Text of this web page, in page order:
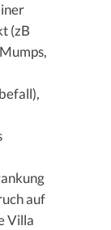
(zB
auf
Villa